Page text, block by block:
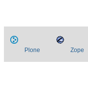
Plone Zope